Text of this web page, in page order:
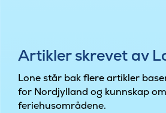
Artikler skrevet av
Lone står bak flere artikler
for Nordjylland og kunnskap
feriehusområdene.